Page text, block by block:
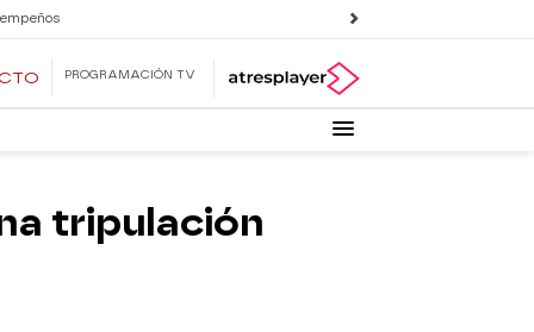
PROGRAMACIÓN TV
tripulación